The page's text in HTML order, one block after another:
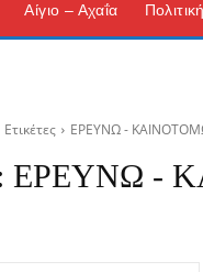
Αίγιο – Αχαΐα Πολιτική
Ετικέτες ΕΡΕΥΝΩ -
ΕΡΕΥΝΩ -